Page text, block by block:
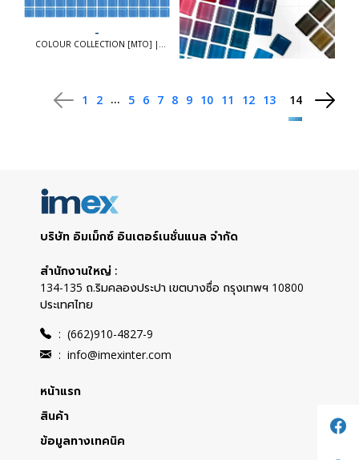
-
COLOUR COLLECTION [MTO] |
1 2 ... 5 6 7 8 9 10 11 12 13 14
บริษัท อิมเม็กซ์ อินเตอร์เนชั่นแนล จำกัด
สำนักงานใหญ่ :
134-135 ถ.ริมคลองประปา เขตบางซื่อ กรุงเทพฯ 10800
ประเทศไทย
: (662)910-4827-9
: info@imexinter.com
หน้าแรก
สินค้า
ข้อมูลทางเทคนิค